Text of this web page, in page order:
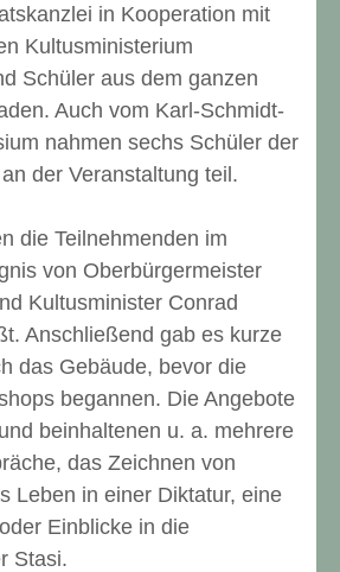
in Kooperation mit
Kultusministerium
Schüler aus dem ganzen
Auch vom Karl-Schmidt-
nahmen sechs Schüler der
der Veranstaltung teil.
die Teilnehmenden im
von Oberbürgermeister
Kultusminister Conrad
Anschließend gab es kurze
das Gebäude, bevor die
begannen. Die Angebote
beinhaltenen u. a. mehrere
das Zeichnen von
Leben in einer Diktatur, eine
Einblicke in die
Stasi.